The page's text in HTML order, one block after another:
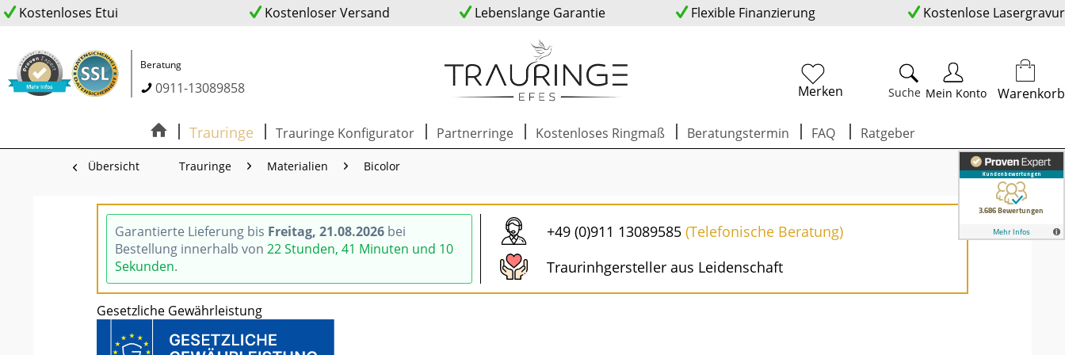
Kostenloses Etui Kostenloser Versand Lebenslange Garantie Flexible Finanzierung Kostenlose Lasergravur
Beratung
0911-13089858 Suche
Merken Mein Konto Warenkorb
Trauringe Trauringe Konfigurator Partnerringe Kostenloses Ringmaß Beratungstermin FAQ Ratgeber
Übersicht Trauringe Materialien Bicolor
Garantierte Lieferung bis Freitag, 21.08.2026 bei
Bestellung innerhalb von 22 Stunden, 41 Minuten und 9
Sekunden.
+49 (0)911 13089585(Telefonische Beratung)
Traurinhgersteller aus Leidenschaft
Gesetzliche Gewährleistung